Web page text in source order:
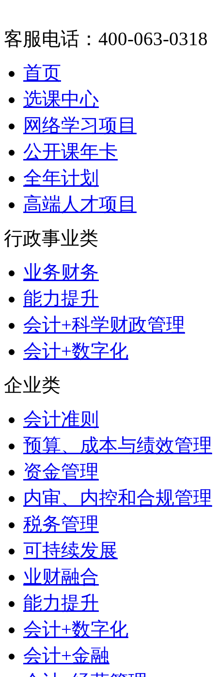
客服电话：400-063-0318
首页
选课中心
网络学习项目
公开课年卡
全年计划
高端人才项目
行政事业类
业务财务
能力提升
会计+科学财政管理
会计+数字化
企业类
会计准则
预算、成本与绩效管理
资金管理
内审、内控和合规管理
税务管理
可持续发展
业财融合
能力提升
会计+数字化
会计+金融